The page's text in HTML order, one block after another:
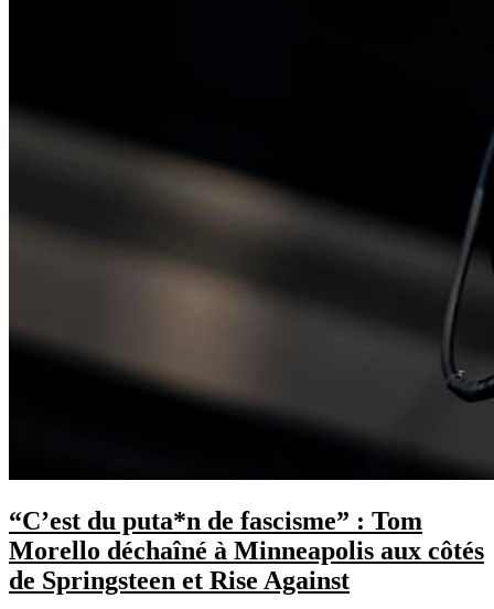
“C’est du puta*n de fascisme” : Tom
Morello déchaîné à Minneapolis aux côtés
de Springsteen et Rise Against